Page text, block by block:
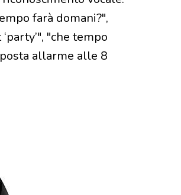
farà domani?",
"che tempo
allarme alle 8